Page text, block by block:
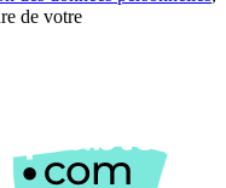
de votre